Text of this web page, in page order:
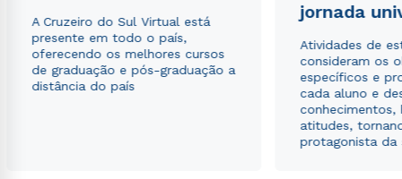
A Cruzeiro do Sul Virtual está
presente em todo o país,
oferecendo os melhores cursos
de graduação e pós-graduação a
distância do país
jornada
Atividades de
consideram os
específicos e
cada aluno e
conhecimentos,
atitudes,
protagonista da